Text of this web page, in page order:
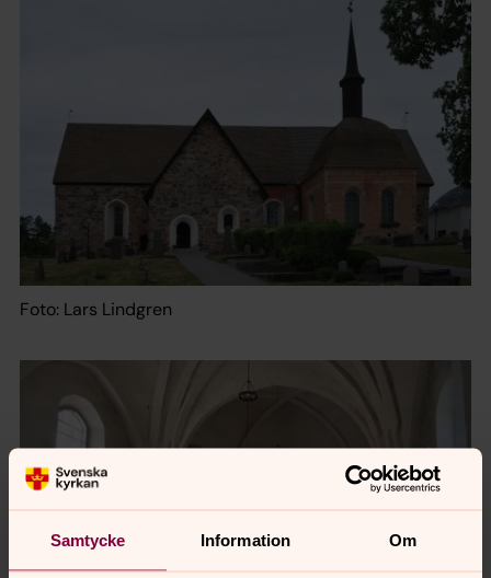
Samtycke Information Om
Foto: Lars Lindgren